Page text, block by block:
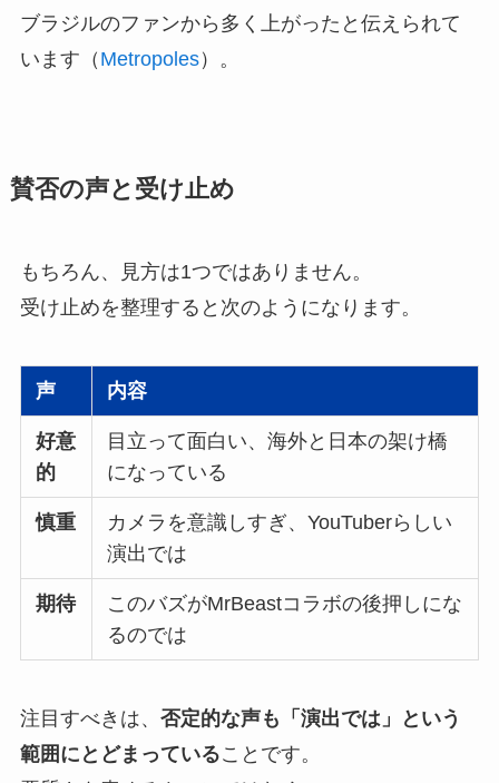
ブラジルのファンから多く上がったと伝えられて
います（ Metropoles）。
賛否の声と受け止め
もちろん、見方は1つではありません。
受け止めを整理すると次のようになります。
声 内容
好意
的
目立って面白い、海外と日本の架け橋
になっている
慎重
カメラを意識しすぎ、YouTuberらしい
演出では
期待
このバズがMrBeastコラボの後押しにな
るのでは
注目すべきは、 否定的な声も「演出では」という
範囲にとどまっていることです。